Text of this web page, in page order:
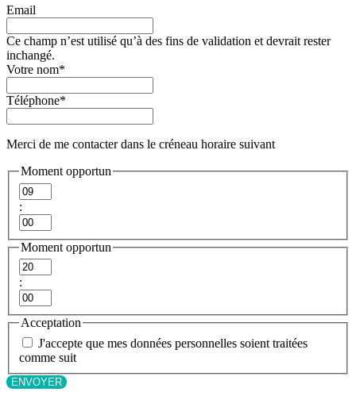
Email
Ce champ n’est utilisé qu’à des fins de validation et devrait rester
inchangé.
Votre nom*
Téléphone*
Merci de me contacter dans le créneau horaire suivant
Moment opportun
Heures
:
Minutes
Moment opportun
Heures
:
Minutes
Acceptation
J'accepte que mes données personnelles soient traitées
comme suit